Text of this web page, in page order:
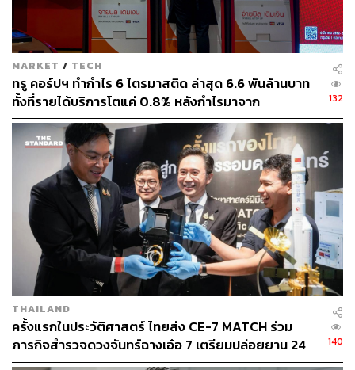
MARKET / TECH
ทรู คอร์ปฯ ทำกำไร 6 ไตรมาสติด ล่าสุด 6.6 พันล้านบาท
ทั้งที่รายได้บริการโตแค่ 0.8% หลังกำไรมาจาก
ประสิทธิภาพและใบอนุญาตคลื่น ไม่ใช่การขยายรายได้
132
THAILAND
ครั้งแรกในประวัติศาสตร์ ไทยส่ง CE-7 MATCH ร่วม
ภารกิจสำรวจดวงจันทร์ฉางเอ๋อ 7 เตรียมปล่อยยาน 24
ส.ค.นี้
140